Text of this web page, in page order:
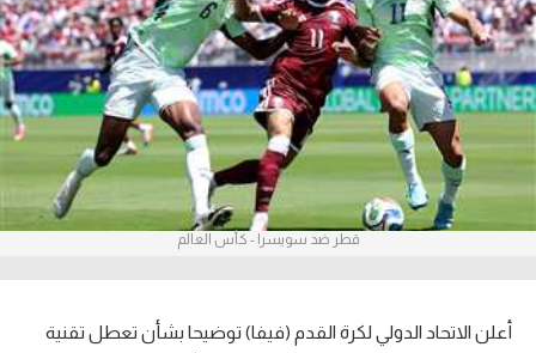
آراء حرة
ركن الألعاب
بطولات
أمريكا 2026
قطر ضد سويسرا - كأس العالم
أعلن الاتحاد الدولي لكرة القدم (فيفا) توضيحا بشأن تعطل تقنية